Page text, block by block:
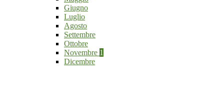
Giugno
Luglio
Agosto
Settembre
Ottobre
Novembre 1
Dicembre